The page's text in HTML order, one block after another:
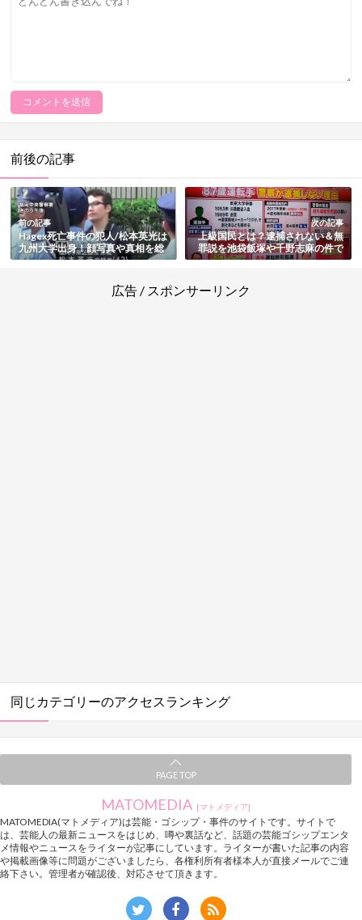
前後の記事
前の記事
Hagex死亡事件の犯人/松本英光は
九州大学出身！顔写真や真相を総
まとめ
次の記事
上級国民とは？逮捕されない＆無
罪説を池袋飯塚や千野志麻の件で
検証
広告 / スポンサーリンク
同じカテゴリーのアクセスランキング
PAGE TOP
MATOMEDIA [マトメディア]
MATOMEDIA(マトメディア)は芸能・ゴシップ・事件のサイトです。サイトで
は、芸能人の最新ニュースをはじめ、噂や裏話など、話題の芸能ゴシップエンタ
メ情報やニュースをライターが記事にしています。ライターが書いた記事の内容
や掲載画像等に問題がございましたら、各権利所有者様本人が直接メールでご連
絡下さい。管理者が確認後、対応させて頂きます。